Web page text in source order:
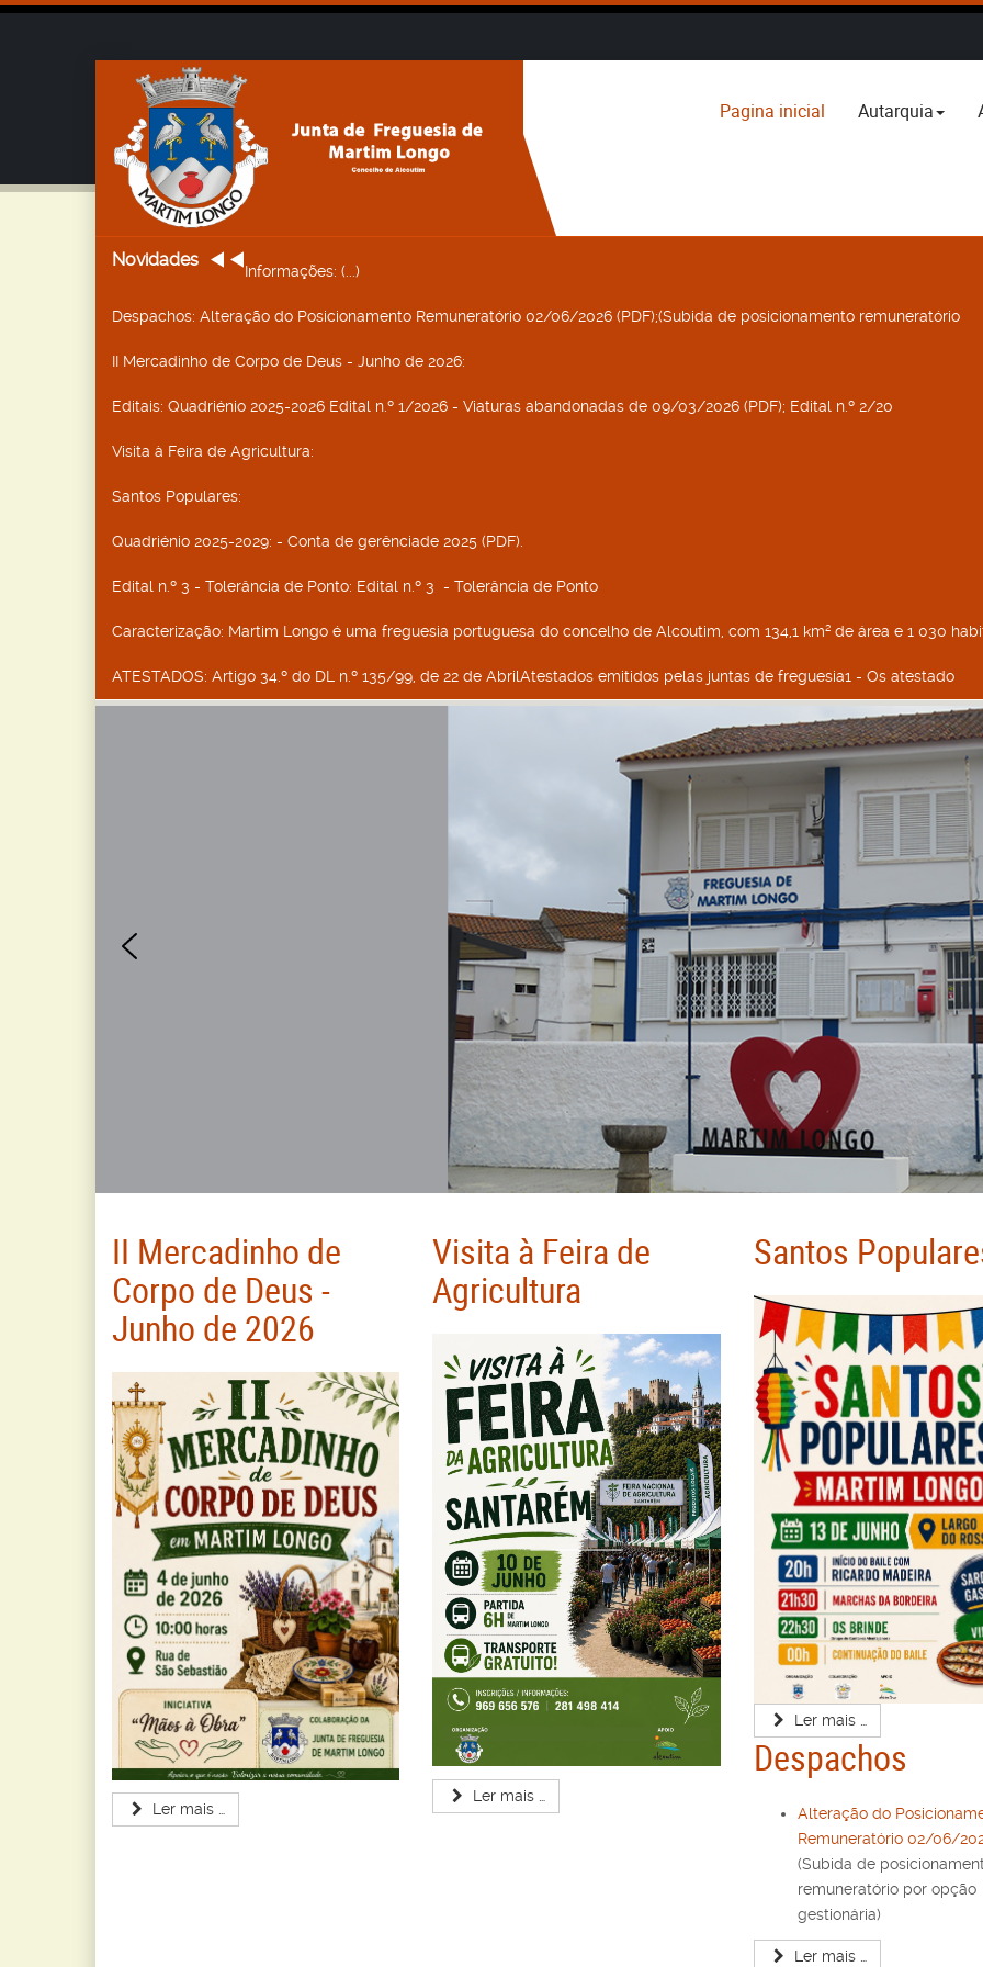
Pagina inicial Autarquia
Novidades
Informações: (...)
Despachos: Alteração do Posicionamento Remuneratório 02/06/2026 (PDF);(Subida de posicionamento remuneratório
II Mercadinho de Corpo de Deus - Junho de 2026:
Editais: Quadriénio 2025-2026 Edital n.º 1/2026 - Viaturas abandonadas de 09/03/2026 (PDF); Edital n.º 2/20
Visita à Feira de Agricultura:
Santos Populares:
Quadriénio 2025-2029: - Conta de gerênciade 2025 (PDF).
Edital n.º 3 - Tolerância de Ponto: Edital n.º 3 - Tolerância de Ponto
Caracterização: Martim Longo é uma freguesia portuguesa do concelho de Alcoutim, com 134,1 km² de área e 1 030
ATESTADOS: Artigo 34.º do DL n.º 135/99, de 22 de AbrilAtestados emitidos pelas juntas de freguesia1 - Os atestado
II Mercadinho de
Corpo de Deus -
Junho de 2026
Ler mais …
Visita à Feira de
Agricultura
Ler mais …
Santos
Ler mais …
Despachos
Alteração do
Remuneratório 02/06/
(Subida de
remuneratório por opção
gestionária)
Ler mais …